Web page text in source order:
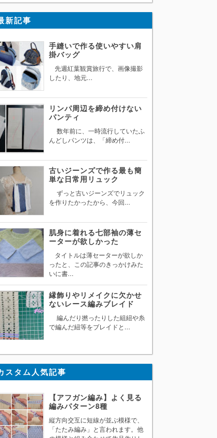
新記事
手縫いで作る使いやすい肩
掛バッグ
先週紅葉観賞旅行で、画像撮影
したり、地元...
リンパ周辺を締め付けない
パンティ
数年前に、一時流行していたふ
んどしパンツは、「締め付...
古いジーンズで作る最も簡
単な日常用リュック
ずっと古いジーンズでリュック
を作りたかったから、今回...
肌身に着れる七部袖の薄セ
ーターが欲しかった
タイトルは薄セーターが欲しか
ったと、この記事のきっかけみた
いに書...
縁飾りやリメイクに欠かせ
ないレース編みブレイド
編んだり撚ったりした組紐や糸
で編んだ紐等をブレイドと...
スタム人気記事
【アフガン編み】よく見る
編みパターン8種
縦方向交互に短線が並ぶ模様で、
「たたみ編み」と言われます。他